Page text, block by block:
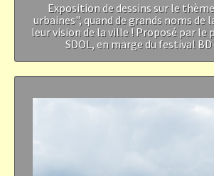
Exposition de dessins sur le
urbaines", quand de grands noms de
leur vision de la ville ! Proposé par le
SDOL, en marge du festival